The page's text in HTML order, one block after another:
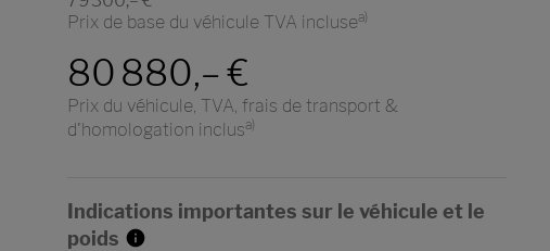
Prix de base du véhicule TVA inclusea)
80 880,– €
Prix du véhicule, TVA, frais de transport &
d'homologation inclusa)
Indications importantes sur le véhicule et le
poids